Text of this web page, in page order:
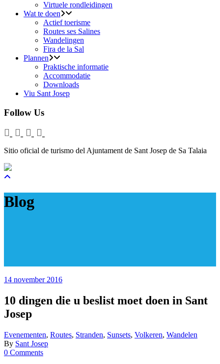
Virtuele rondleidingen
Wat te doen
Actief toerisme
Routes ses Salines
Wandelingen
Fira de la Sal
Plannen
Praktische informatie
Accommodatie
Downloads
Viu Sant Josep
Follow Us
Sitio oficial de turismo del Ajuntament de Sant Josep de Sa Talaia
Blog
14 november 2016
10 dingen die u beslist moet doen in Sant
Josep
Evenementen, Routes, Stranden, Sunsets, Volkeren, Wandelen
By Sant Josep
0 Comments